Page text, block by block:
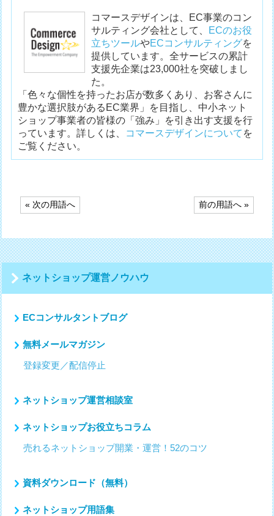
コマースデザインは、EC事業のコン
サルティング会社として、 ECのお役
立ちツールやECコンサルティングを
提供しています。全サービスの累計
支援先企業は23,000社を突破しまし
た。
「色々な個性を持ったお店が数多くあり、お客さんに
豊かな選択肢があるEC業界」を目指し、中小ネット
ショップ事業者の皆様の「強み」を引き出す支援を行
っています。詳しくは、 コマースデザインについて を
ご覧ください。
投
稿
ナ
ビ
ゲ
ー
シ
ョ
ン
« 次の用語へ 前の用語へ »
ネットショップ運営ノウハウ
ECコンサルタントブログ
無料メールマガジン
登録変更／配信停止
ネットショップ運営相談室
ネットショップお役立ちコラム
売れるネットショップ開業・運営！52のコツ
資料ダウンロード（無料）
ネットショップ用語集